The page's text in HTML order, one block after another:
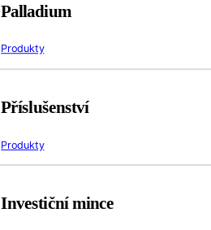
Palladium
Produkty
Příslušenství
Produkty
Investiční mince